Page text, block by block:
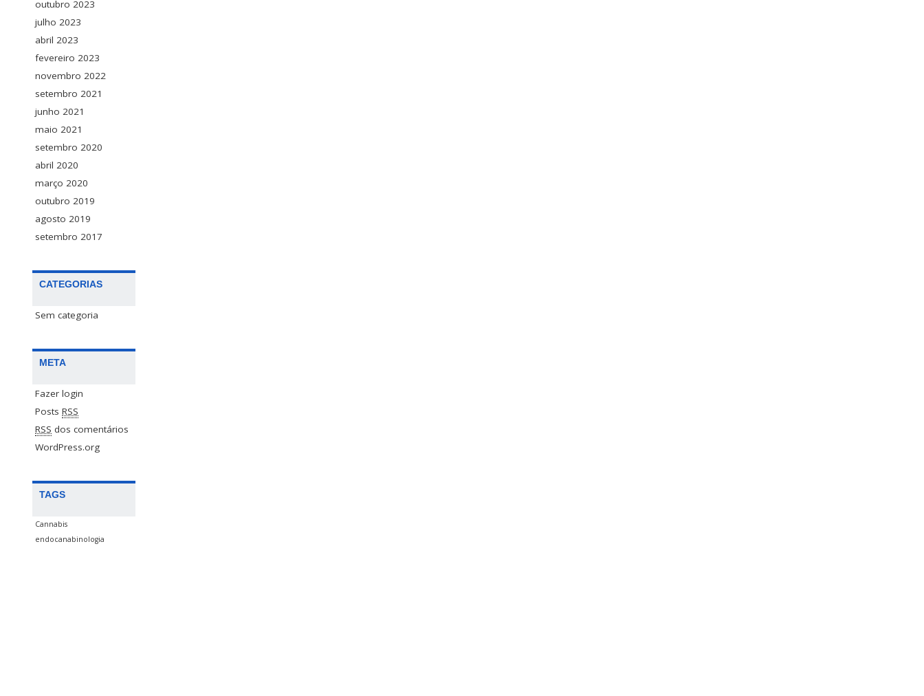
outubro 2023
julho 2023
abril 2023
fevereiro 2023
novembro 2022
setembro 2021
junho 2021
maio 2021
setembro 2020
abril 2020
março 2020
outubro 2019
agosto 2019
setembro 2017
CATEGORIAS
Sem categoria
META
Fazer login
Posts RSS
RSS dos comentários
WordPress.org
TAGS
Cannabis
endocanabinologia